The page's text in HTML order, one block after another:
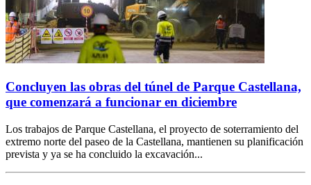
Concluyen las obras del túnel de Parque Castellana,
que comenzará a funcionar en diciembre
Los trabajos de Parque Castellana, el proyecto de soterramiento del
extremo norte del paseo de la Castellana, mantienen su planificación
prevista y ya se ha concluido la excavación...